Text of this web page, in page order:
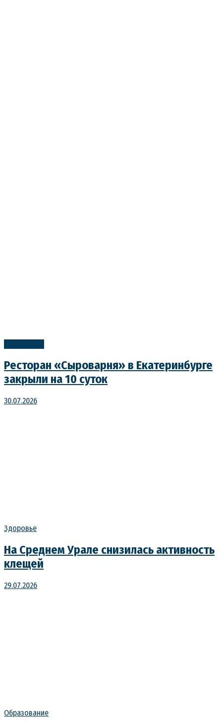
Ресторан «Сыроварня» в Екатеринбурге
закрыли на 10 суток
30.07.2026
Здоровье
На Среднем Урале снизилась активность
клещей
29.07.2026
Образование